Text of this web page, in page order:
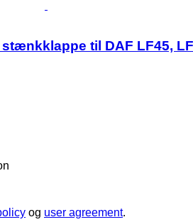
stænkklappe til DAF LF45,
og user agreement.